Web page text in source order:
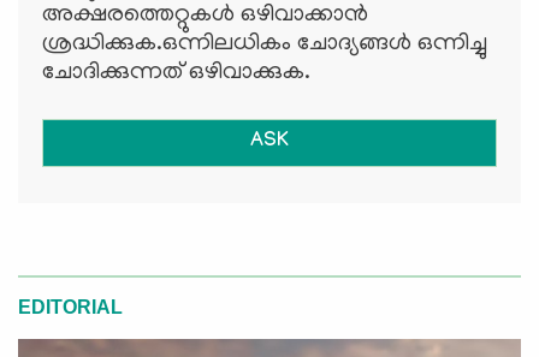
അക്ഷരത്തെറ്റുകള്‍ ഒഴിവാക്കാന്‍
ശ്രദ്ധിക്കുക.ഒന്നിലധികം ചോദ്യങ്ങള്‍ ഒന്നിച്ചു
ചോദിക്കുന്നത് ഒഴിവാക്കുക.
ASK
EDITORIAL